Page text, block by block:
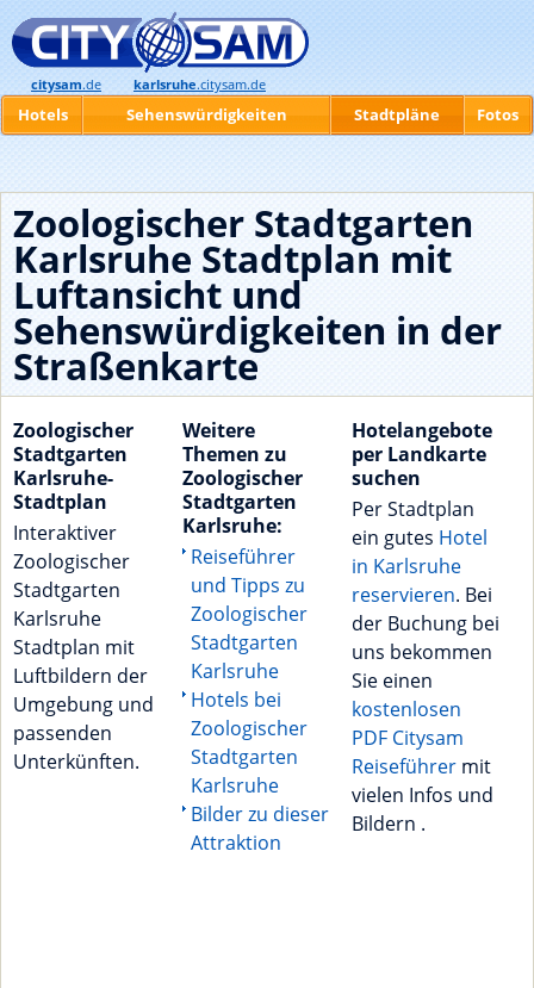
Zoologischer Stadtgarten
Karlsruhe Stadtplan mit
Luftansicht und
Sehenswürdigkeiten in der
Straßenkarte
Zoologischer
Stadtgarten
Karlsruhe-
Stadtplan
Interaktiver
Zoologischer
Stadtgarten
Karlsruhe
Stadtplan mit
Luftbildern der
Umgebung und
passenden
Unterkünften.
Weitere
Themen zu
Zoologischer
Stadtgarten
Karlsruhe:
Reiseführer
und Tipps zu
Zoologischer
Stadtgarten
Karlsruhe
Hotels bei
Zoologischer
Stadtgarten
Karlsruhe
Bilder zu dieser
Attraktion
Hotelangebote
per Landkarte
suchen
Per Stadtplan
ein gutes Hotel
in Karlsruhe
reservieren. Bei
der Buchung bei
uns bekommen
Sie einen
kostenlosen
PDF Citysam
Reiseführermit
vielen Infos und
Bildern .
citysam.de karlsruhe.citysam.de
Hotels Sehenswürdigkeiten Stadtpläne Fotos